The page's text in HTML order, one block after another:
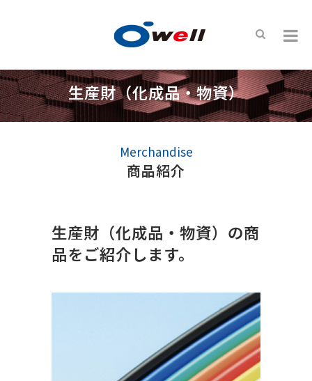
生産財（化成品・物資）
Merchandise
商品紹介
生産財（化成品・物資）の商
品をご紹介します。